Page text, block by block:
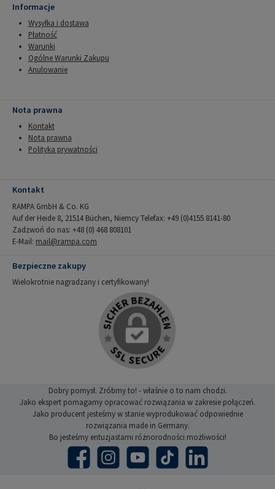
Informacje
Wysyłka i dostawa
Płatność
Warunki
Ogólne Warunki Zakupu
Anulowanie
Nota prawna
Kontakt
Nota prawna
Polityka prywatności
Kontakt
RAMPA GmbH & Co. KG
Auf der Heide 8, 21514 Büchen, Niemcy Telefax: +49 (0)4155 8141-80
Zadzwoń do nas: +48 (0) 468 808101
E-Mail: mail@rampa.com
Bezpieczne zakupy
Wielokrotnie nagradzany i certyfikowany!
Dobry pomysł. Zróbmy to! - właśnie o to nam chodzi.
Jako ekspert pomagamy opracować rozwiązania w zakresie połączeń.
Jako producent jesteśmy w stanie wyprodukować odpowiednie
rozwiązania made in Germany.
Bo jesteśmy entuzjastami różnorodności możliwości!
Facebook Instagram YouTube TikTok LinkedIn